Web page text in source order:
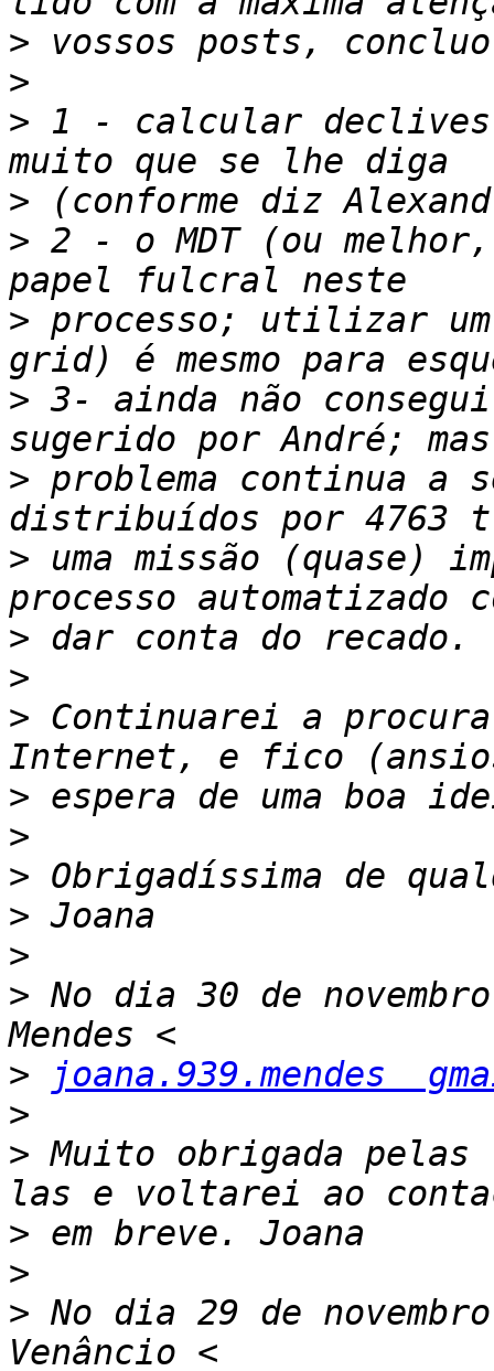
>
>
> 1 - calcular declives
>
> 2 - o MDT (ou
> processo; utilizar
> 3- ainda não
> problema continua a
> uma missão (quase)
>
>
> Continuarei a
>
>
>
>
>
> No dia 30 de
>
joana.939.mendes
>
> Muito obrigada pelas
>
>
> No dia 29 de